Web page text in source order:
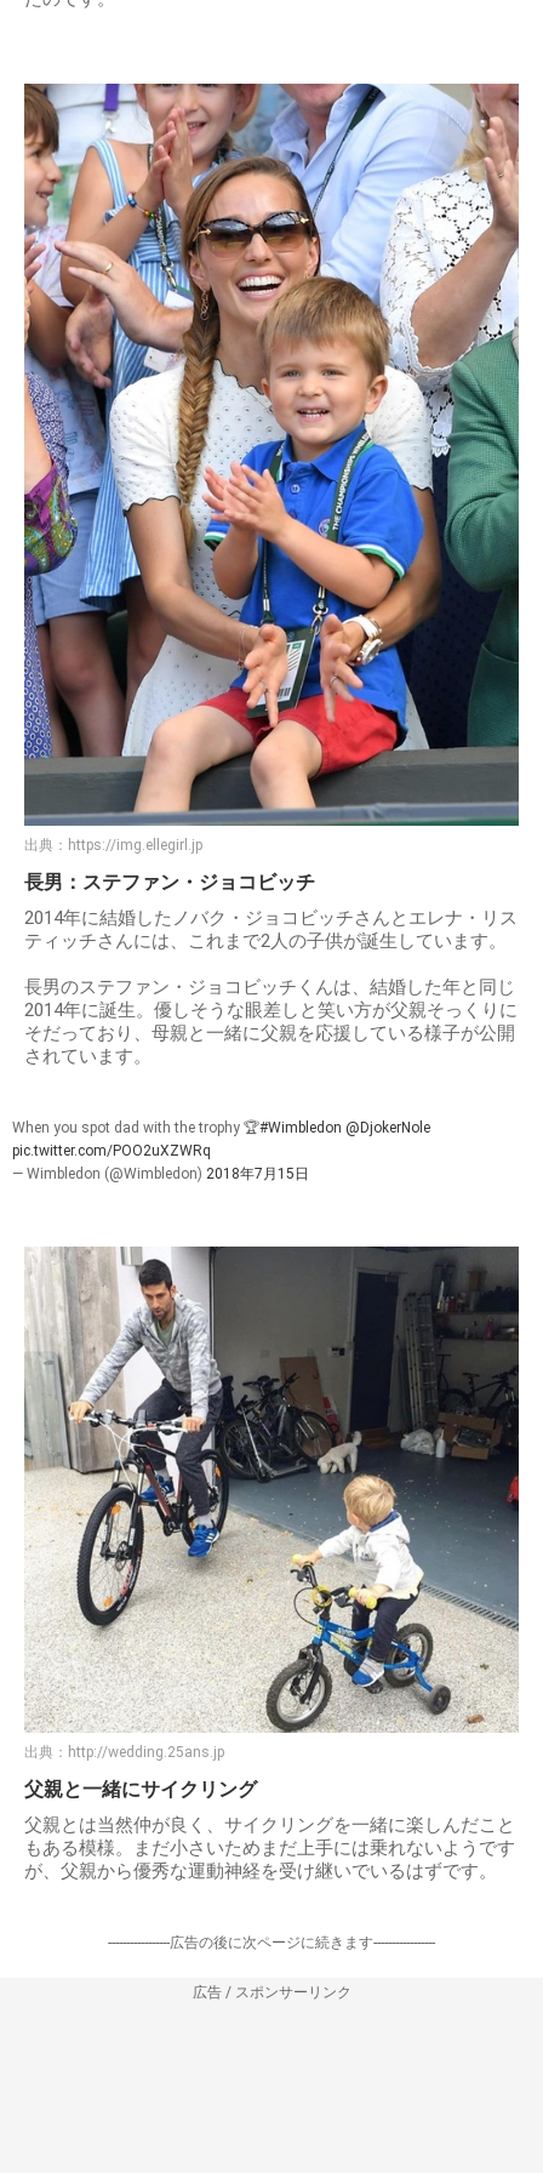
出典： https://img.ellegirl.jp
長男：ステファン・ジョコビッチ
2014年に結婚したノバク・ジョコビッチさんとエレナ・リス
ティッチさんには、これまで2人の子供が誕生しています。
長男のステファン・ジョコビッチくんは、結婚した年と同じ
2014年に誕生。優しそうな眼差しと笑い方が父親そっくりに
そだっており、母親と一緒に父親を応援している様子が公開
されています。
When you spot dad with the trophy 🏆#Wimbledon @DjokerNole
pic.twitter.com/POO2uXZWRq
— Wimbledon (@Wimbledon) 2018年7月15日
出典： http://wedding.25ans.jp
父親と一緒にサイクリング
父親とは当然仲が良く、サイクリングを一緒に楽しんだこと
もある模様。まだ小さいためまだ上手には乗れないようです
が、父親から優秀な運動神経を受け継いでいるはずです。
-----------------広告の後に次ページに続きます-----------------
広告 / スポンサーリンク